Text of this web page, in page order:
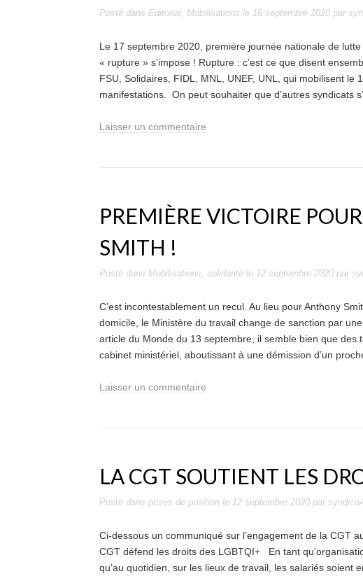
Posté dans Editorial, Mobilisations le 16 septembre 2020 par
Le 17 septembre 2020, première journée nationale de
« rupture » s’impose ! Rupture : c’est ce que disent
FSU, Solidaires, FIDL, MNL, UNEF, UNL, qui mobilisent le
manifestations. On peut souhaiter que d’autres syndicats
Laisser un commentaire
PREMIÈRE VICTOIRE
SMITH !
Posté dans Mobilisations, solidarité le 12 septembre 2020 par
C’est incontestablement un recul. Au lieu pour Anthony
domicile, le Ministère du travail change de sanction par
article du Monde du 13 septembre, il semble bien que des
cabinet ministériel, aboutissant à une démission d’un
Laisser un commentaire
LA CGT SOUTIENT LES
Posté dans prises de position le 12 septembre 2020 par
Ci-dessous un communiqué sur l’engagement de la CGT
CGT défend les droits des LGBTQI+ En tant
qu’au quotidien, sur les lieux de travail, les salariés soient